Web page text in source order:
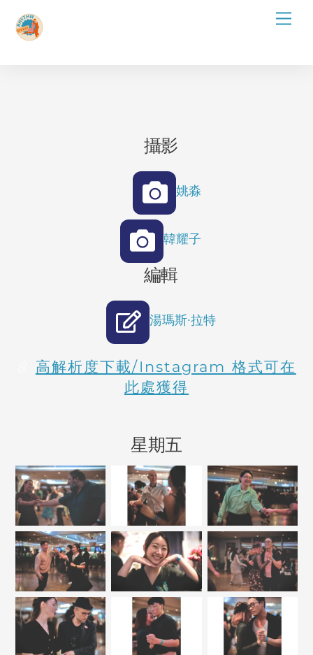
content
攝影
姚淼
韓耀子
編輯
湯瑪斯·拉特
高解析度下載/Instagram 格式可在
此處獲得
星期五